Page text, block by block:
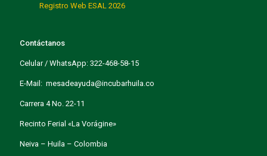
Registro Web ESAL 2026
Contáctanos
Celular / WhatsApp: 322-468-58-15
E-Mail: mesadeayuda@incubarhuila.co
Carrera 4 No. 22-11
Recinto Ferial «La Vorágine»
Neiva – Huila – Colombia